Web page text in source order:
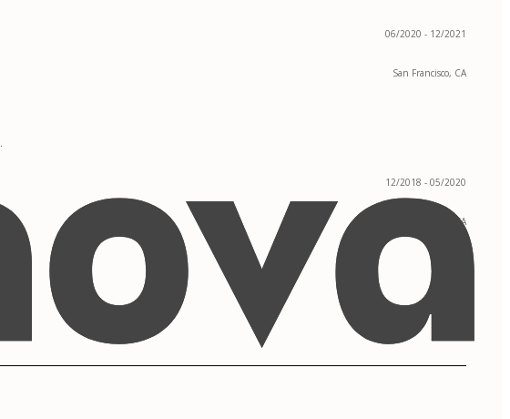
06/2020 - 12/2021
San Francisco, CA
12/2018 - 05/2020
San Francisco, CA